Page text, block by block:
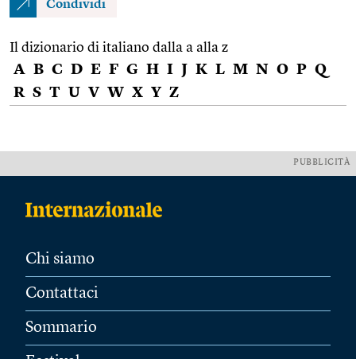
Condividi
Il dizionario di italiano dalla a alla z
A B C D E F G H I J K L M N O P Q
R S T U V W X Y Z
PUBBLICITÀ
Chi siamo
Contattaci
Sommario